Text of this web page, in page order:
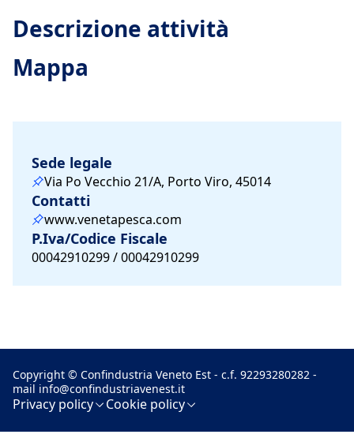
Descrizione attività
Mappa
Sede legale
Via Po Vecchio 21/A, Porto Viro, 45014
Contatti
www.venetapesca.com
P.Iva/Codice Fiscale
00042910299 / 00042910299
Copyright © Confindustria Veneto Est - c.f. 92293280282 -
mail info@confindustriavenest.it
Privacy policy Cookie policy